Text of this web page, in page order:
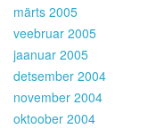
märts 2005
veebruar 2005
jaanuar 2005
detsember 2004
november 2004
oktoober 2004